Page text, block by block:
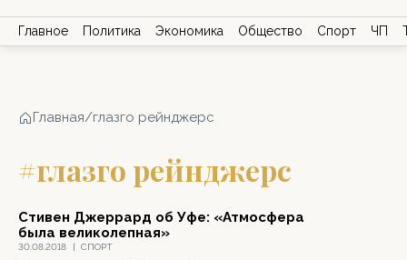
Главное Политика Экономика Общество Спорт ЧП
Главная/глазго рейнджерс
#глазго рейнджерс
30.08.2018 | СПОРТ
Стивен Джеррард об Уфе: «Атмосфера
была великолепная»